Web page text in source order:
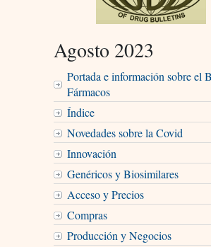
Agosto 2023
Portada e información sobre el
Fármacos
Índice
Novedades sobre la Covid
Innovación
Genéricos y Biosimilares
Acceso y Precios
Compras
Producción y Negocios